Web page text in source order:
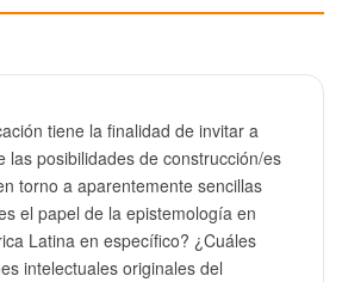
tiene la finalidad de invitar a
las posibilidades de construcción/es
torno a aparentemente sencillas
el papel de la epistemología en
Latina en específico? ¿Cuáles
intelectuales originales del